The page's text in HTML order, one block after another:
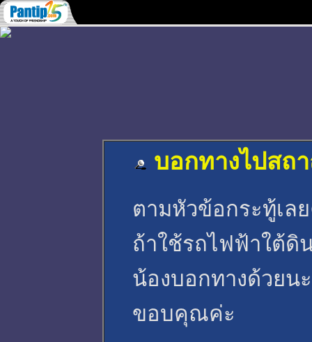
บอกทางไปสถ
ตามหัวข้อกระทู้เล
ถ้าใช้รถไฟฟ้าใต้ดิ
น้องบอกทางด้วยน
ขอบคุณค่ะ